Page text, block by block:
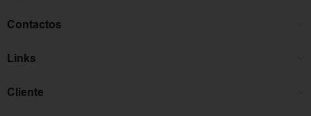
Contactos
Links
Cliente